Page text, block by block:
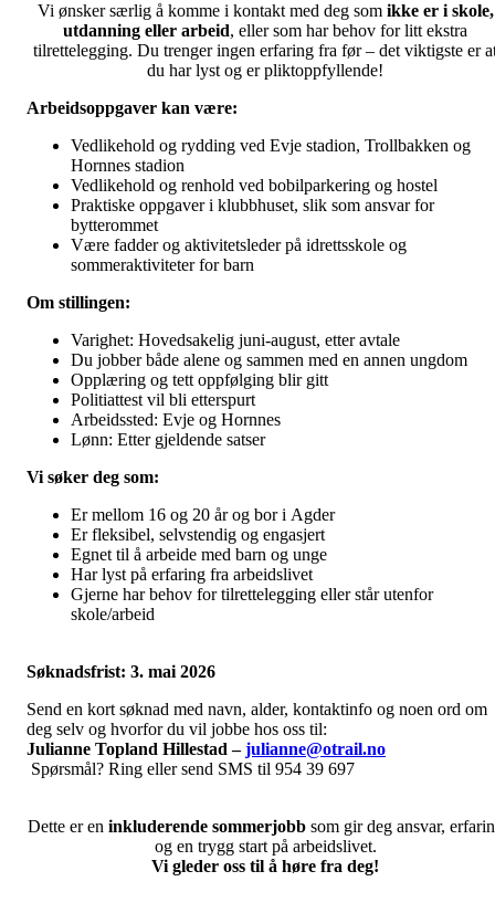
Vi ønsker særlig å komme i kontakt med deg som ikke er i skole,
utdanning eller arbeid, eller som har behov for litt ekstra
tilrettelegging. Du trenger ingen erfaring fra før – det viktigste er
du har lyst og er pliktoppfyllende!
Arbeidsoppgaver kan være:
Vedlikehold og rydding ved Evje stadion, Trollbakken og
Hornnes stadion
Vedlikehold og renhold ved bobilparkering og hostel
Praktiske oppgaver i klubbhuset, slik som ansvar for
bytterommet
Være fadder og aktivitetsleder på idrettsskole og
sommeraktiviteter for barn
Om stillingen:
Varighet: Hovedsakelig juni-august, etter avtale
Du jobber både alene og sammen med en annen ungdom
Opplæring og tett oppfølging blir gitt
Politiattest vil bli etterspurt
Arbeidssted: Evje og Hornnes
Lønn: Etter gjeldende satser
Vi søker deg som:
Er mellom 16 og 20 år og bor i Agder
Er fleksibel, selvstendig og engasjert
Egnet til å arbeide med barn og unge
Har lyst på erfaring fra arbeidslivet
Gjerne har behov for tilrettelegging eller står utenfor
skole/arbeid
Søknadsfrist: 3. mai 2026
Send en kort søknad med navn, alder, kontaktinfo og noen ord om
deg selv og hvorfor du vil jobbe hos oss til:
Julianne Topland Hillestad –julianne@otrail.no
Spørsmål? Ring eller send SMS til 954 39 697
Dette er en inkluderende sommerjobbsom gir deg ansvar,
og en trygg start på arbeidslivet.
Vi gleder oss til å høre fra deg!